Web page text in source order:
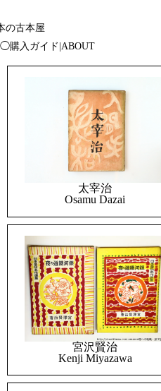
の古本屋
◯購入ガイド|ABOUT
太宰治
Osamu Dazai
宮沢賢治
Kenji Miyazawa